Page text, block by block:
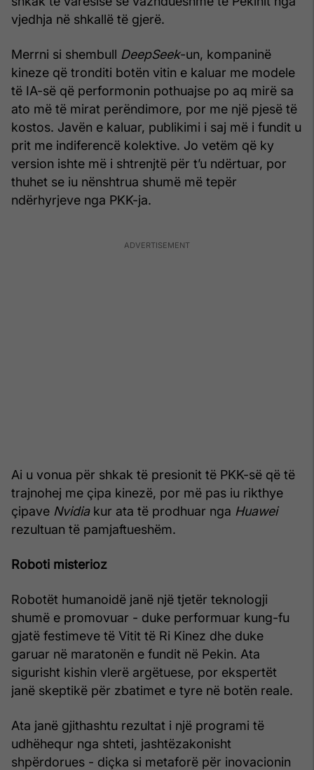
vjedhja në shkallë të gjerë.
Merrni si shembull DeepSeek-un, kompaninë
kineze që tronditi botën vitin e kaluar me modele
të IA-së që performonin pothuajse po aq mirë sa
ato më të mirat perëndimore, por me një pjesë të
kostos. Javën e kaluar, publikimi i saj më i fundit u
prit me indiferencë kolektive. Jo vetëm që ky
version ishte më i shtrenjtë për t’u ndërtuar, por
thuhet se iu nënshtrua shumë më tepër
ndërhyrjeve nga PKK-ja.
Ai u vonua për shkak të presionit të PKK-së që të
trajnohej me çipa kinezë, por më pas iu rikthye
çipave Nvidiakur ata të prodhuar nga Huawei
rezultuan të pamjaftueshëm.
Roboti misterioz
Robotët humanoidë janë një tjetër teknologji
shumë e promovuar - duke performuar kung-fu
gjatë festimeve të Vitit të Ri Kinez dhe duke
garuar në maratonën e fundit në Pekin. Ata
sigurisht kishin vlerë argëtuese, por ekspertët
janë skeptikë për zbatimet e tyre në botën reale.
Ata janë gjithashtu rezultat i një programi të
udhëhequr nga shteti, jashtëzakonisht
shpërdorues - diçka si metaforë për inovacionin